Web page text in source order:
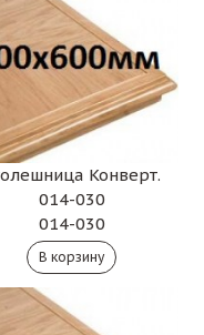
Конверт.
014-030
014-030